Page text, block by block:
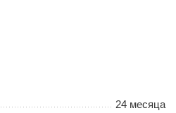
24 месяца